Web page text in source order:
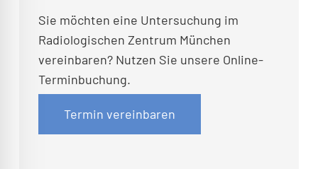
Sie möchten eine Untersuchung im
Radiologischen Zentrum München
vereinbaren? Nutzen Sie unsere Online-
Terminbuchung.
Termin vereinbaren